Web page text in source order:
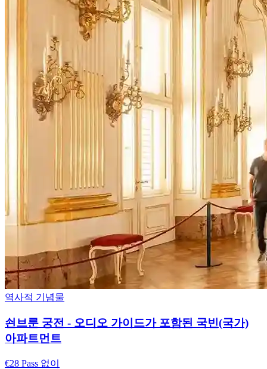
역사적 기념물
쇤브룬 궁전 - 오디오 가이드가 포함된 국빈(국가)
아파트먼트
€28 Pass 없이